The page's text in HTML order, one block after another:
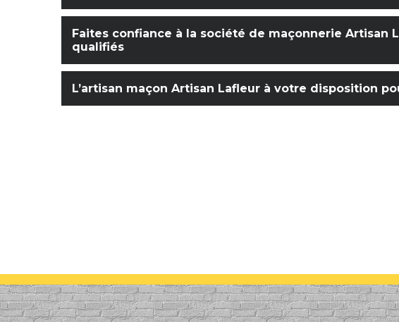
Faites confiance à la société de maçonnerie Artisan
qualifiés
L’artisan maçon Artisan Lafleur à votre disposition